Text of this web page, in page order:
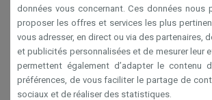
données vous concernant. Ces données nous
proposer les offres et services les plus
vous adresser, en direct ou via des partenaires,
et publicités personnalisées et de mesurer leur
permettent également d’adapter le contenu
préférences, de vous faciliter le partage de
sociaux et de réaliser des statistiques.